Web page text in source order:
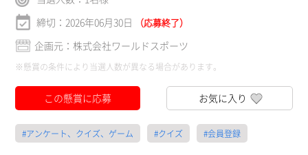
締切：2026年06月30日
（応募終了）
企画元：株式会社ワールドスポーツ
※懸賞の条件により当選人数が異なる場合があります。
この懸賞に応募 お気に入り
#アンケート、クイズ、ゲーム #クイズ #会員登録